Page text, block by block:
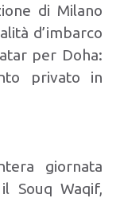
di Milano
d’imbarco
per Doha:
privato in
giornata
Souq Waqif,